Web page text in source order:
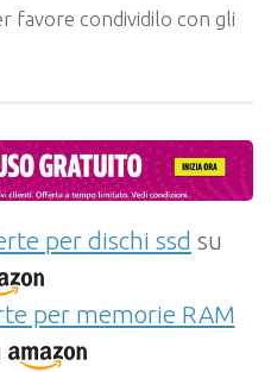
favore condividilo con gli
per dischi ssd su
per memorie RAM